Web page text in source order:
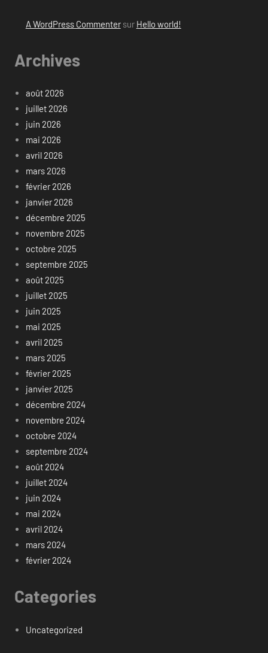
A WordPress Commentersur Hello world!
Archives
août 2026
juillet 2026
juin 2026
mai 2026
avril 2026
mars 2026
février 2026
janvier 2026
décembre 2025
novembre 2025
octobre 2025
septembre 2025
août 2025
juillet 2025
juin 2025
mai 2025
avril 2025
mars 2025
février 2025
janvier 2025
décembre 2024
novembre 2024
octobre 2024
septembre 2024
août 2024
juillet 2024
juin 2024
mai 2024
avril 2024
mars 2024
février 2024
Categories
Uncategorized